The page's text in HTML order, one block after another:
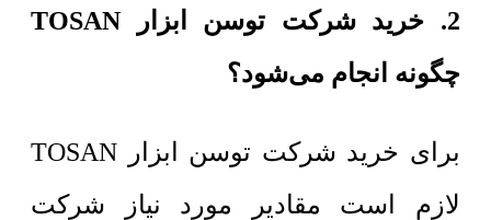
2. خرید شرکت توسن ابزار TOSAN
چگونه انجام می‌شود؟
برای خرید شرکت توسن ابزار TOSAN
لازم است مقادیر مورد نیاز شرکت